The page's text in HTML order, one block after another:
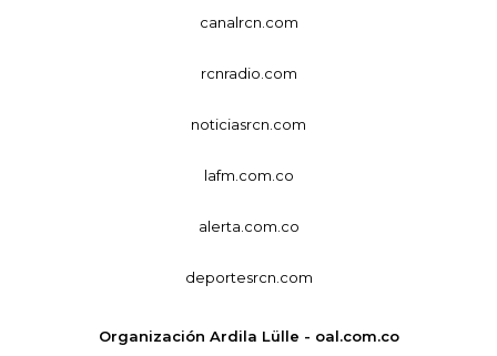
canalrcn.com
rcnradio.com
noticiasrcn.com
lafm.com.co
alerta.com.co
deportesrcn.com
Organización Ardila Lülle - oal.com.co